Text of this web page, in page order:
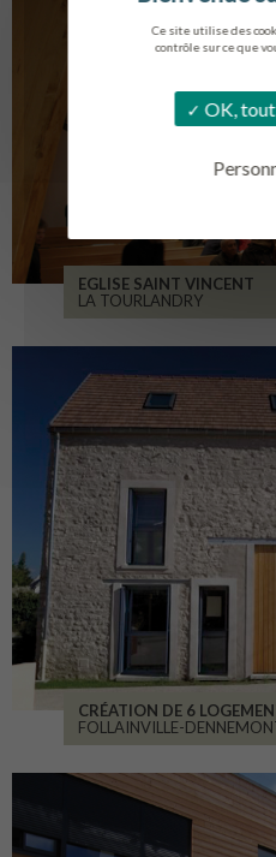
Ce site utilise des
contrôle sur ce que
OK,
EGLISE SAINT VINCENT
LA TOURLANDRY
CRÉATION DE 6
FOLLAINVILLE-